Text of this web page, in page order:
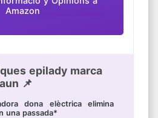
Amazon
epilady marca
📌
dona elèctrica elimina
una passada*